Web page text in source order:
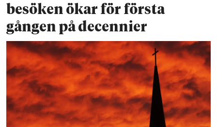
besöken ökar för första
gången på decennier